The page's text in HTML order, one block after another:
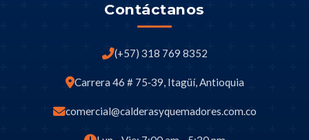
Contáctanos
(+57) 318 769 8352
Carrera 46 # 75‑39, Itagüí, Antioquia
comercial@calderasyquemadores.com.co